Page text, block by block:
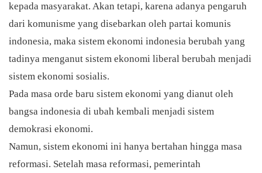
kepada masyarakat. Akan tetapi, karena adanya pengaruh
dari komunisme yang disebarkan oleh partai komunis
indonesia, maka sistem ekonomi indonesia berubah yang
tadinya menganut sistem ekonomi liberal berubah menjadi
sistem ekonomi sosialis.
Pada masa orde baru sistem ekonomi yang dianut oleh
bangsa indonesia di ubah kembali menjadi sistem
demokrasi ekonomi.
Namun, sistem ekonomi ini hanya bertahan hingga masa
reformasi. Setelah masa reformasi, pemerintah